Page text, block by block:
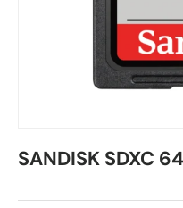
SANDISK SDXC